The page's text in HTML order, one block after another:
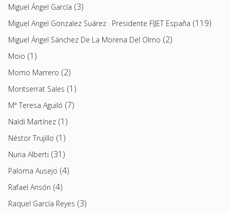
Miguel Ángel García (3)
Miguel Angel Gonzalez Suárez · Presidente FIJET España (119)
Miguel Ángel Sánchez De La Morena Del Olmo (2)
Moio (1)
Momo Marrero (2)
Montserrat Sales (1)
Mª Teresa Aguiló (7)
Naldi Martínez (1)
Néstor Trujillo (1)
Nuria Alberti (31)
Paloma Ausejo (4)
Rafael Ansón (4)
Raquel García Reyes (3)